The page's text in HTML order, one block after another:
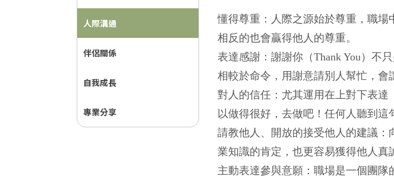
人際溝通
伴侶關係
自我成長
專業分享
懂得尊重：人際之源始於尊重，職場
相反的也會贏得他人的尊重。
表達感謝：謝謝你（Thank You）不
相較於命令，用謝意請別人幫忙，會
對人的信任：尤其運用在上對下表達
以做得很好，去做吧！任何人聽到這
請教他人、開放的接受他人的建議
業知識的肯定，也更容易獲得他人真
主動表達參與意願：職場是一個團